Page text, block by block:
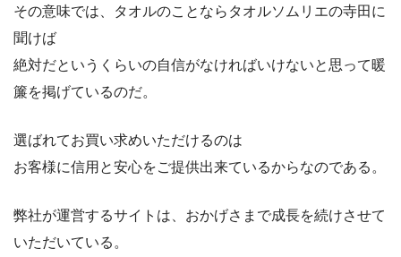
その意味では、タオルのことならタオルソムリエの寺田に
聞けば
絶対だというくらいの自信がなければいけないと思って暖
簾を掲げているのだ。
選ばれてお買い求めいただけるのは
お客様に信用と安心をご提供出来ているからなのである。
弊社が運営するサイトは、おかげさまで成長を続けさせて
いただいている。